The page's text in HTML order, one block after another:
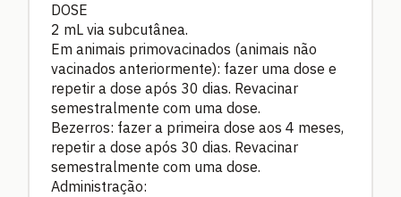
DOSE
2 mL via subcutânea.
Em animais primovacinados (animais não
vacinados anteriormente): fazer uma dose e
repetir a dose após 30 dias. Revacinar
semestralmente com uma dose.
Bezerros: fazer a primeira dose aos 4 meses,
repetir a dose após 30 dias. Revacinar
semestralmente com uma dose.
Administração: